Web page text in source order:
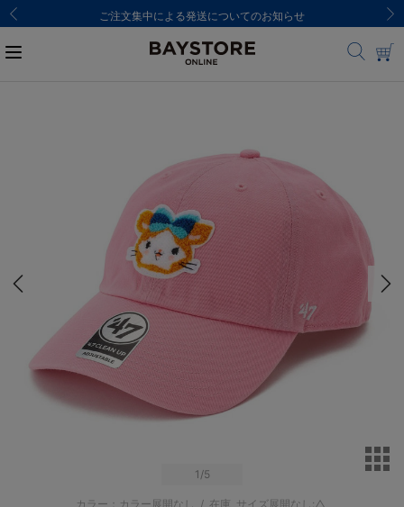
ご注文集中による発送についてのお知らせ
1 /5
カラー：カラー展開なし / 在庫 サイズ展開なし:△